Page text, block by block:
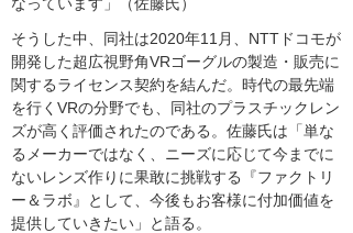
そうした中、同社は2020年11月、NTTドコモが
開発した超広視野角VRゴーグルの製造・販売に
関するライセンス契約を結んだ。時代の最先端
を行くVRの分野でも、同社のプラスチックレン
ズが高く評価されたのである。佐藤氏は「単な
るメーカーではなく、ニーズに応じて今までに
ないレンズ作りに果敢に挑戦する『ファクトリ
ー＆ラボ』として、今後もお客様に付加価値を
提供していきたい」と語る。